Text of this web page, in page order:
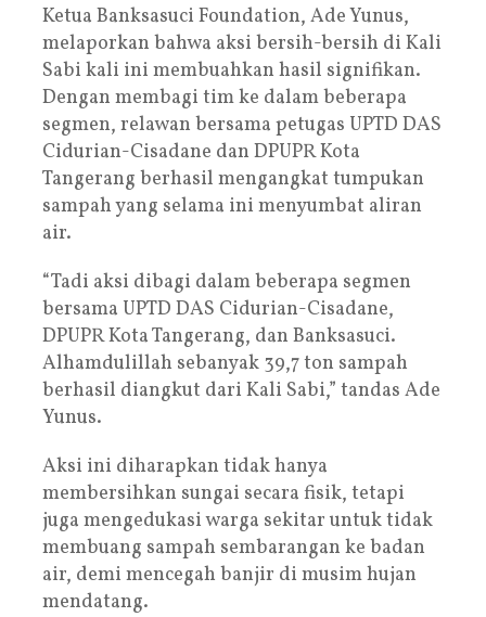
Ketua Banksasuci Foundation, Ade Yunus,
melaporkan bahwa aksi bersih-bersih di Kali
Sabi kali ini membuahkan hasil signifikan.
Dengan membagi tim ke dalam beberapa
segmen, relawan bersama petugas UPTD DAS
Cidurian-Cisadane dan DPUPR Kota
Tangerang berhasil mengangkat tumpukan
sampah yang selama ini menyumbat aliran
air.
“Tadi aksi dibagi dalam beberapa segmen
bersama UPTD DAS Cidurian-Cisadane,
DPUPR Kota Tangerang, dan Banksasuci.
Alhamdulillah sebanyak 39,7 ton sampah
berhasil diangkut dari Kali Sabi,” tandas Ade
Yunus.
Aksi ini diharapkan tidak hanya
membersihkan sungai secara fisik, tetapi
juga mengedukasi warga sekitar untuk tidak
membuang sampah sembarangan ke badan
air, demi mencegah banjir di musim hujan
mendatang.